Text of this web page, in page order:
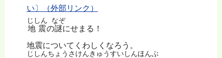
い〕（外部リンク）
地震
じしん
の謎
なぞ
にせまる！
地震についてくわしくなろう。
じしんちょうさけんきゅうすいしんほんぶ